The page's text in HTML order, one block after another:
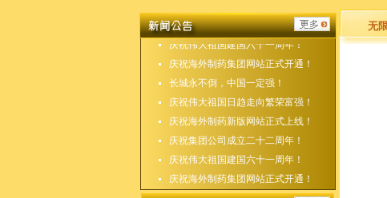
庆祝集团公司成立二十二周年！
庆祝伟大祖国建国六十一周年！
庆祝海外制药集团网站正式开通！
长城永不倒，中国一定强！
庆祝伟大祖国日趋走向繁荣富强！
庆祝海外制药新版网站正式上线！
庆祝集团公司成立二十二周年！
庆祝伟大祖国建国六十一周年！
庆祝海外制药集团网站正式开通！
无